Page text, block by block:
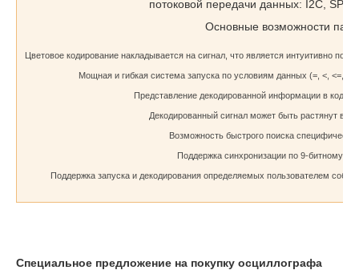
потоковой передачи данных: I2C, SPI,
Основные возможности
Цветовое кодирование накладывается на сигнал, что является интуитивно
Мощная и гибкая система запуска по условиям данных (=, <, <=,>,>
Представление декодированной информации в кодах
Декодированный сигнал может быть растянут
Возможность быстрого поиска
Поддержка синхронизации по 9-битному
Поддержка запуска и декодирования определяемых пользователем
Специальное предложение на покупку осциллографа